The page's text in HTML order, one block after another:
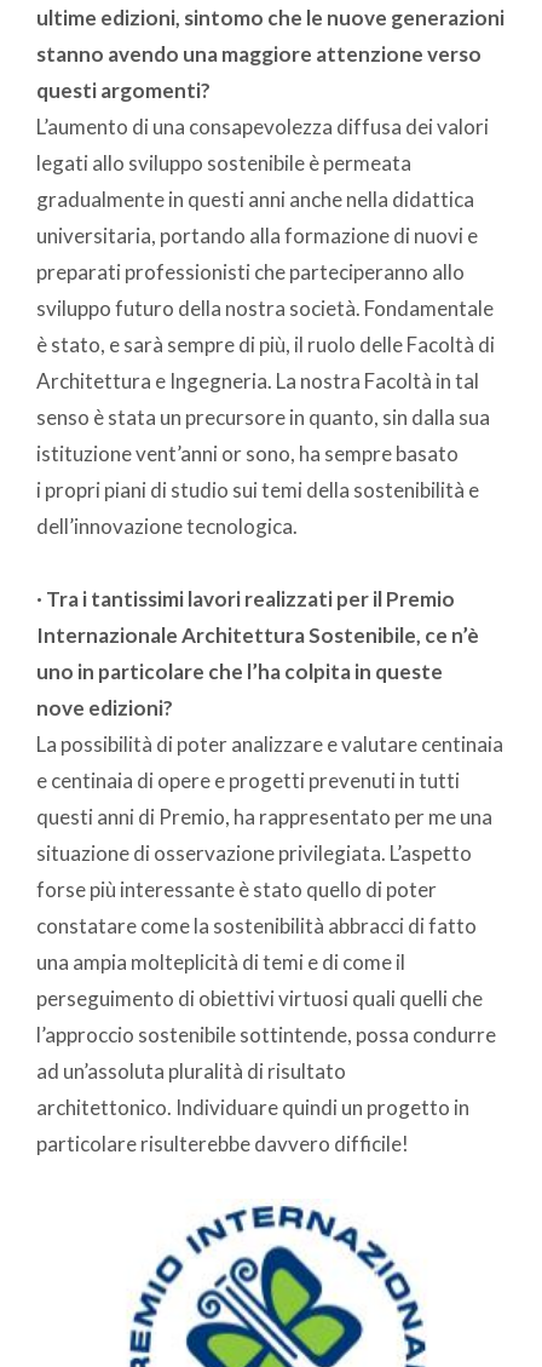
ultime edizioni, sintomo che le nuove generazioni
stanno avendo una maggiore attenzione verso
questi argomenti?
L’aumento di una consapevolezza diffusa dei valori
legati allo sviluppo sostenibile è permeata
gradualmente in questi anni anche nella didattica
universitaria, portando alla formazione di nuovi e
preparati professionisti che parteciperanno allo
sviluppo futuro della nostra società. Fondamentale
è stato, e sarà sempre di più, il ruolo delle Facoltà di
Architettura e Ingegneria. La nostra Facoltà in tal
senso è stata un precursore in quanto, sin dalla sua
istituzione vent’anni or sono, ha sempre basato
i propri piani di studio sui temi della sostenibilità e
dell’innovazione tecnologica.
· Tra i tantissimi lavori realizzati per il Premio
Internazionale Architettura Sostenibile, ce n’è
uno in particolare che l’ha colpita in queste
nove edizioni?
La possibilità di poter analizzare e valutare centinaia
e centinaia di opere e progetti prevenuti in tutti
questi anni di Premio, ha rappresentato per me una
situazione di osservazione privilegiata. L’aspetto
forse più interessante è stato quello di poter
constatare come la sostenibilità abbracci di fatto
una ampia molteplicità di temi e di come il
perseguimento di obiettivi virtuosi quali quelli che
l’approccio sostenibile sottintende, possa condurre
ad un’assoluta pluralità di risultato
architettonico. Individuare quindi un progetto in
particolare risulterebbe davvero difficile!